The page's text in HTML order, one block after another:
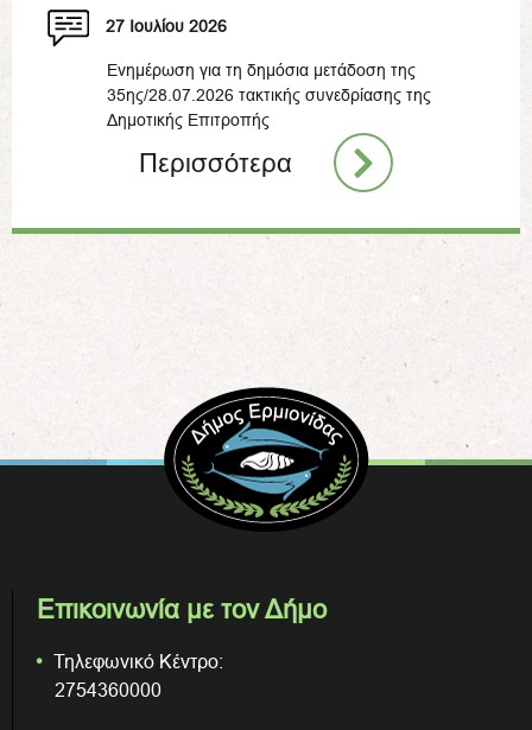
27 Ιουλίου 2026
Ενημέρωση για τη δημόσια μετάδοση της
35ης/28.07.2026 τακτικής συνεδρίασης της
Δημοτικής Επιτροπής
Περισσότερα
Επικοινωνία με τον Δήμο
Τηλεφωνικό Κέντρο:
2754360000